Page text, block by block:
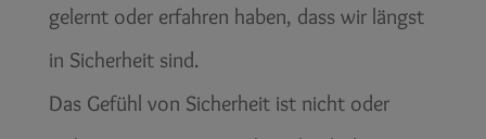
gelernt oder erfahren haben, dass wir längst
in Sicherheit sind.
Das Gefühl von Sicherheit ist nicht oder